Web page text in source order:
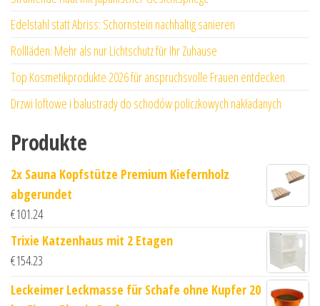
Edelstahl statt Abriss: Schornstein nachhaltig sanieren
Rollläden: Mehr als nur Lichtschutz für Ihr Zuhause
Top Kosmetikprodukte 2026 für anspruchsvolle Frauen entdecken
Drzwi loftowe i balustrady do schodów policzkowych nakładanych
Produkte
2x Sauna Kopfstütze Premium Kiefernholz
abgerundet
€101.24
Trixie Katzenhaus mit 2 Etagen
€154.23
Leckeimer Leckmasse für Schafe ohne Kupfer 20